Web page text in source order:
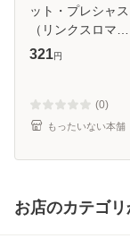
ット・プレシャス
（リンクスロマン
ス） / 水壬 楓子 /
料無料】
321円
(0)
もったいない本舗
お店のカテゴ